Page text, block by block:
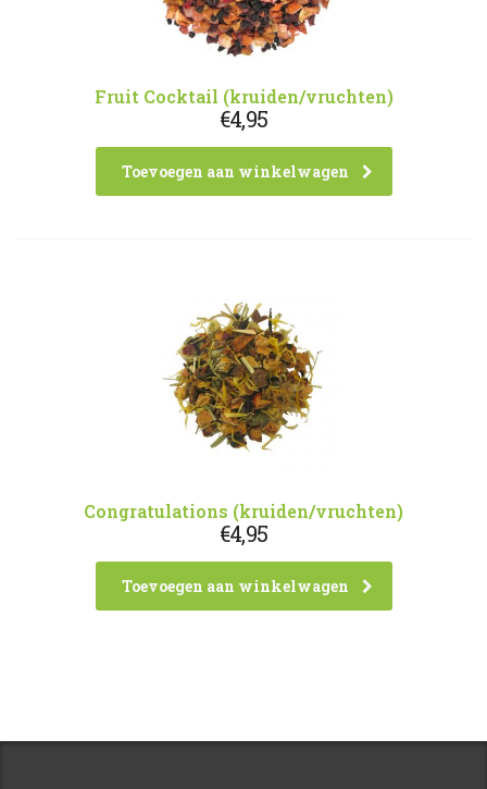
Fruit Cocktail (kruiden/vruchten)
€4,95
Toevoegen aan winkelwagen
Congratulations (kruiden/vruchten)
€4,95
Toevoegen aan winkelwagen